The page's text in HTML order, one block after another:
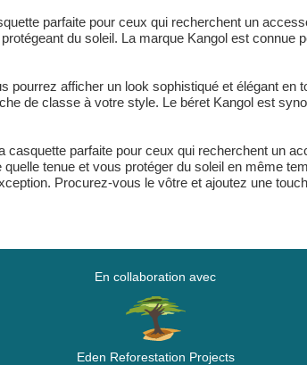
parfaite pour ceux qui recherchent un
du soleil. La marque Kangol est connue
pourrez afficher un look sophistiqué et élégant
de classe à votre style. Le béret Kangol est
casquette parfaite pour ceux qui recherchent un
tenue et vous protéger du soleil en même
Procurez-vous le vôtre et ajoutez une
En collaboration avec
Eden Reforestation Projects